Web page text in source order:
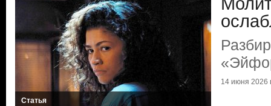
Статья
14 июня 2026